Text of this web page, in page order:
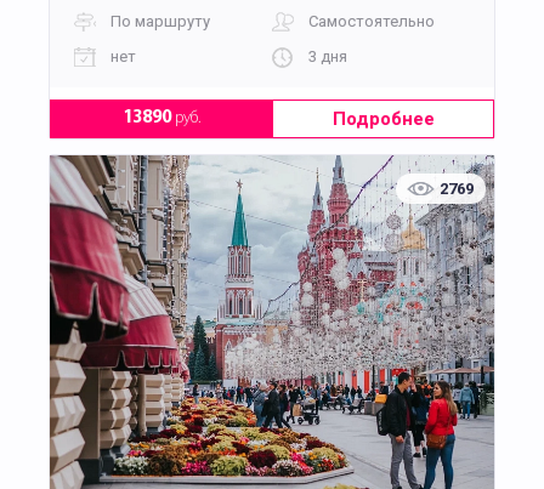
По маршруту
Самостоятельно
нет
3 дня
13890руб. Подробнее
2769